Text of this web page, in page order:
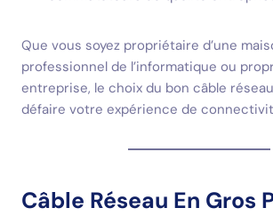
Que vous soyez propriétaire d’une
professionnel de l’informatique ou
entreprise, le choix du bon câble
défaire votre expérience de
Câble Réseau En Gros